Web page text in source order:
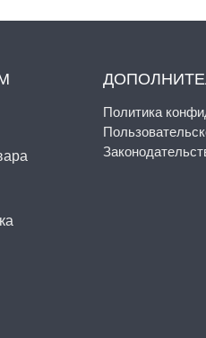
Политика